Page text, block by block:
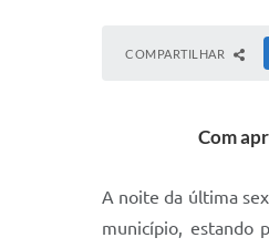
COMPARTILHAR
Com
A noite da última
município, estando